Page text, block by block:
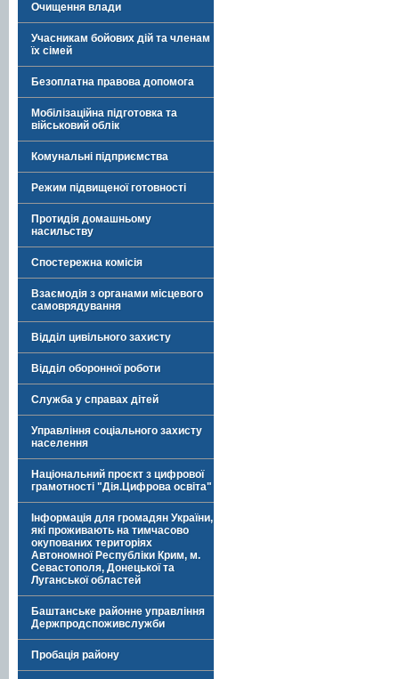
Очищення влади
Учасникам бойових дій та членам
їх сімей
Безоплатна правова допомога
Мобілізаційна підготовка та
військовий облік
Комунальні підприємства
Режим підвищеної готовності
Протидія домашньому
насильству
Спостережна комісія
Взаємодія з органами місцевого
самоврядування
Відділ цивільного захисту
Відділ оборонної роботи
Служба у справах дітей
Управління соціального захисту
населення
Національний проєкт з цифрової
грамотності "Дія.Цифрова освіта"
Інформація для громадян України,
які проживають на тимчасово
окупованих територіях
Автономної Республіки Крим, м.
Севастополя, Донецької та
Луганської областей
Баштанське районне управління
Держпродспоживслужби
Пробація району